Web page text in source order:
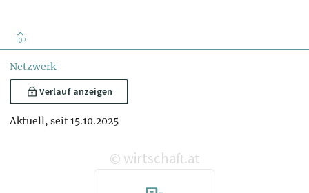
TOP
Netzwerk
Verlauf anzeigen
Aktuell, seit 15.10.2025
© wirtschaft.at